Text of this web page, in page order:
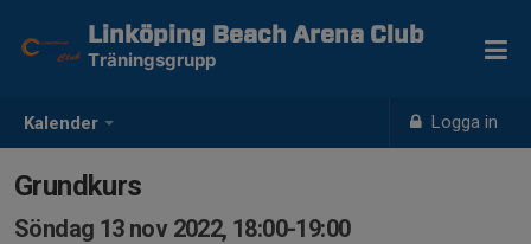
Kalender Logga in
Linköping Beach Arena Club
Träningsgrupp
Grundkurs
Söndag 13 nov 2022, 18:00-19:00